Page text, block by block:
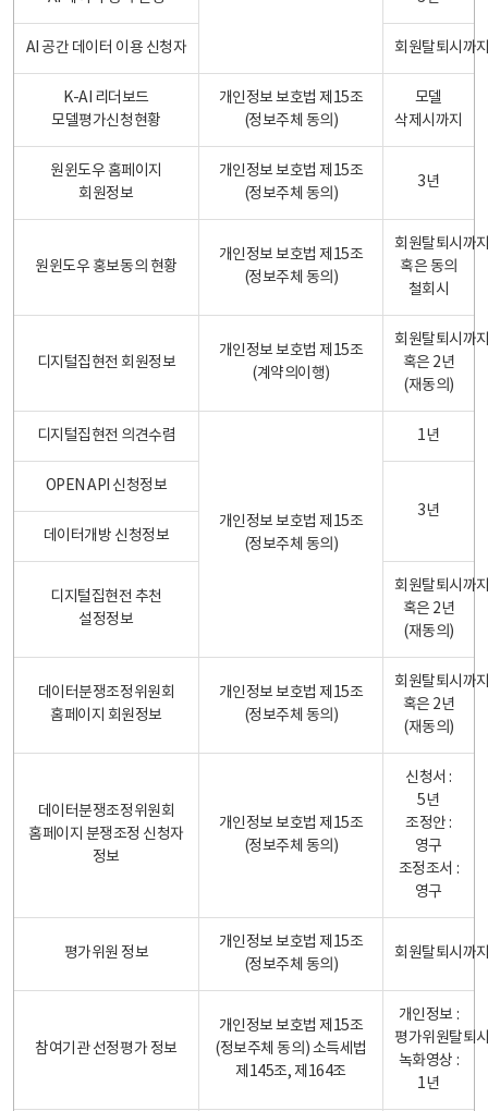
AI 공간 데이터 이용 신청자 회원탈퇴시까
K-AI 리더보드
모델평가신청현황
개인정보 보호법 제15조
(정보주체 동의)
모델
삭제시까지
원윈도우 홈페이지
회원정보
개인정보 보호법 제15조
(정보주체 동의)
3년
원윈도우 홍보동의 현황
개인정보 보호법 제15조
(정보주체 동의)
회원탈퇴시까
혹은 동의
철회시
디지털집현전 회원정보
개인정보 보호법 제15조
(계약의이행)
회원탈퇴시까
혹은 2년
(재동의)
디지털집현전 의견수렴
개인정보 보호법 제15조
(정보주체 동의)
1년
OPEN API 신청정보
3년
데이터개방 신청정보
디지털집현전 추천
설정정보
회원탈퇴시까
혹은 2년
(재동의)
데이터분쟁조정위원회
홈페이지 회원정보
개인정보 보호법 제15조
(정보주체 동의)
회원탈퇴시까
혹은 2년
(재동의)
데이터분쟁조정위원회
홈페이지 분쟁조정 신청자
정보
개인정보 보호법 제15조
(정보주체 동의)
신청서 :
5년
조정안 :
영구
조정조서 :
영구
평가위원 정보
개인정보 보호법 제15조
(정보주체 동의)
회원탈퇴시까
참여기관 선정평가 정보
개인정보 보호법 제15조
(정보주체 동의) 소득세법
제145조, 제164조
개인정보 :
평가위원탈퇴
녹화영상 :
1년